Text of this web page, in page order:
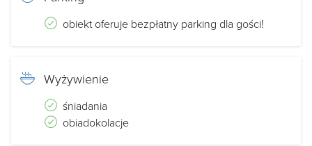
obiekt oferuje bezpłatny parking dla gości!
Wyżywienie
śniadania
obiadokolacje